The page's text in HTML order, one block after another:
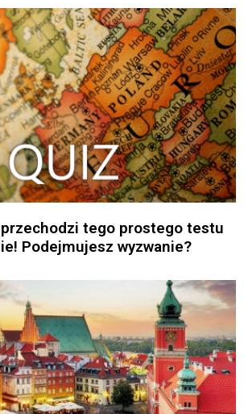
tego prostego testu
Podejmujesz wyzwanie?